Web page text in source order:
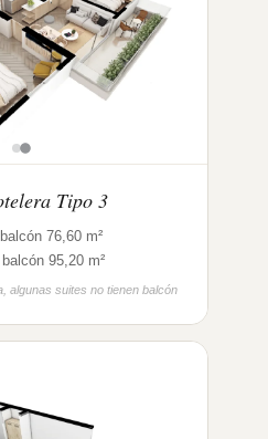
Tipo 3
76,60 m²
95,20 m²
algunas suites no tienen balcón